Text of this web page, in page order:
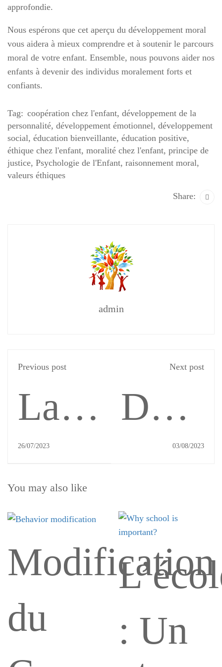
approfondie.
Nous espérons que cet aperçu du développement moral
vous aidera à mieux comprendre et à soutenir le parcours
moral de votre enfant. Ensemble, nous pouvons aider nos
enfants à devenir des individus moralement forts et
confiants.
Tag: coopération chez l'enfant, développement de la
personnalité, développement émotionnel, développement
social, éducation bienveillante, éducation positive,
éthique chez l'enfant, moralité chez l'enfant, principe de
justice, Psychologie de l'Enfant, raisonnement moral,
valeurs éthiques
Share:
admin
Previous post
La
théorie
de
Freud
26/07/2023
Next post
le
tissu
des
rôles
03/08/2023
You may also like
Modification
du
: Un